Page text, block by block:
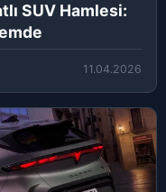
SUV Hamlesi:
11.04.2026